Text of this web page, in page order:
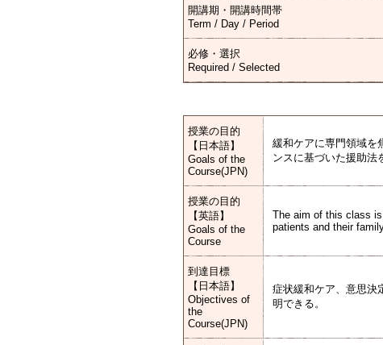
開講期・開講時間帯
Term / Day / Period
必修・選択
Required / Selected
授業の目的
【日本語】
Goals of the
Course(JPN)
緩和ケアに専門領域を
ンスに基づいた援助法
授業の目的
【英語】
Goals of the
Course
The aim of this class
patients and their
到達目標
【日本語】
Objectives of
the
Course(JPN)
症状緩和ケア、意思決
明できる。